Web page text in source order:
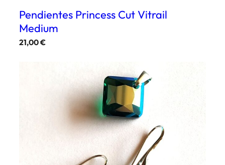
Pendientes Princess Cut Vitrail
Medium
21,00€